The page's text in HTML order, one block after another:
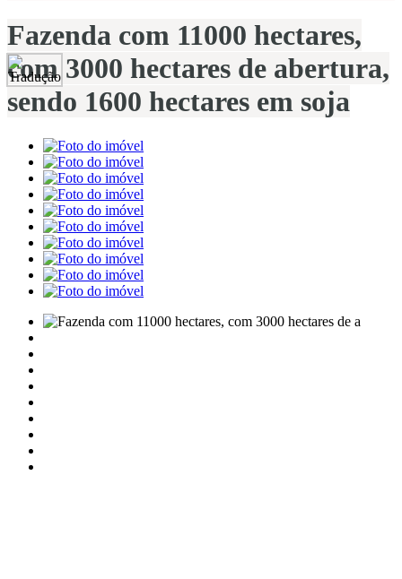
Fazenda com 11000 hectares,
com 3000 hectares de abertura,
sendo 1600 hectares em soja